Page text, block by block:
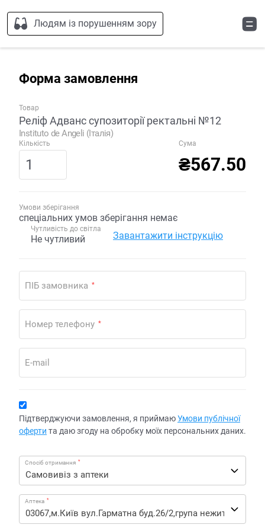
Людям із порушенням зору
Форма замовлення
Товар
Реліф Адванс супозиторії ректальні №12
Instituto de Angeli (Італія)
Кількість Сума
₴567.50
Умови зберігання
спеціальних умов зберігання немає
Чутливість до світла
Не чутливий Завантажити інструкцію
ПІБ замовника *
Номер телефону *
E-mail
Підтверджуючи замовлення, я приймаюУмови публічної
оферти та даю згоду на обробку моїх персональних даних.
Спосіб отримання *
Аптека *